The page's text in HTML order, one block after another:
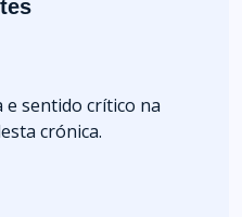
sentido crítico na
crónica.